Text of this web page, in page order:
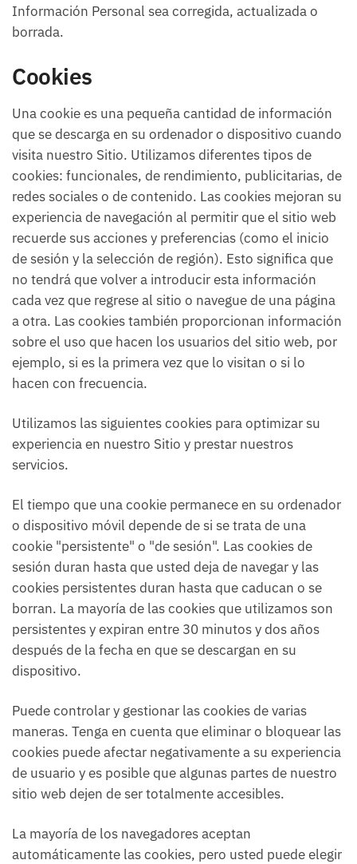
Información Personal sea corregida, actualizada o
borrada.
Cookies
Una cookie es una pequeña cantidad de información
que se descarga en su ordenador o dispositivo cuando
visita nuestro Sitio. Utilizamos diferentes tipos de
cookies: funcionales, de rendimiento, publicitarias, de
redes sociales o de contenido. Las cookies mejoran su
experiencia de navegación al permitir que el sitio web
recuerde sus acciones y preferencias (como el inicio
de sesión y la selección de región). Esto significa que
no tendrá que volver a introducir esta información
cada vez que regrese al sitio o navegue de una página
a otra. Las cookies también proporcionan información
sobre el uso que hacen los usuarios del sitio web, por
ejemplo, si es la primera vez que lo visitan o si lo
hacen con frecuencia.
Utilizamos las siguientes cookies para optimizar su
experiencia en nuestro Sitio y prestar nuestros
servicios.
El tiempo que una cookie permanece en su ordenador
o dispositivo móvil depende de si se trata de una
cookie "persistente" o "de sesión". Las cookies de
sesión duran hasta que usted deja de navegar y las
cookies persistentes duran hasta que caducan o se
borran. La mayoría de las cookies que utilizamos son
persistentes y expiran entre 30 minutos y dos años
después de la fecha en que se descargan en su
dispositivo.
Puede controlar y gestionar las cookies de varias
maneras. Tenga en cuenta que eliminar o bloquear las
cookies puede afectar negativamente a su experiencia
de usuario y es posible que algunas partes de nuestro
sitio web dejen de ser totalmente accesibles.
La mayoría de los navegadores aceptan
automáticamente las cookies, pero usted puede elegir